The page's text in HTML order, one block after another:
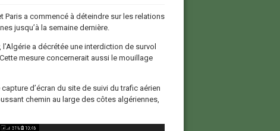
Paris a commencé à déteindre sur les relations
jusqu’à la semaine dernière.
a décrétée une interdiction de survol
mesure concernerait aussi le mouillage
d’écran du site de suivi du trafic aérien
chemin au large des côtes algériennes,